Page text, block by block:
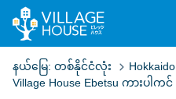
နယ်မြေ:တစ်နိုင်ငံလုံး Hokkaido
Village House Ebetsu ကားပါကင်